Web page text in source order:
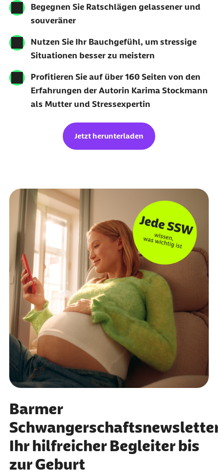
Begegnen Sie Ratschlägen gelassener und
souveräner
Nutzen Sie Ihr Bauchgefühl, um stressige
Situationen besser zu meistern
Profitieren Sie auf über 160 Seiten von den
Erfahrungen der Autorin Karima Stockmann
als Mutter und Stressexpertin
Jetzt herunterladen
Barmer
Ihr hilfreicher Begleiter bis
zur Geburt